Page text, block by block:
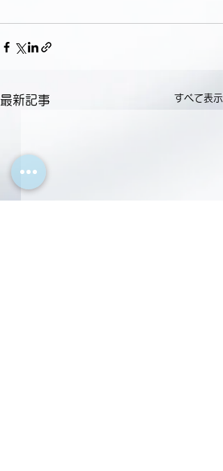
最新記事 すべて表示